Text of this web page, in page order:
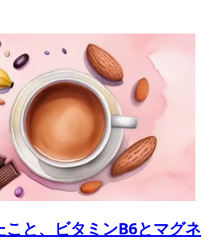
と、ビタミンB6とマグネ